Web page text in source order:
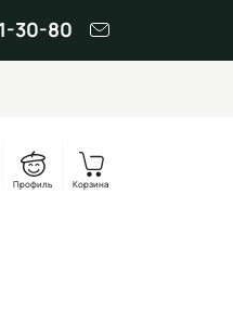
30-80
Профиль Корзина